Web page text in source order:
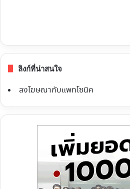
ลิงก์ที่น่าสนใจ
ลงโฆษณากับแพทโซนิค